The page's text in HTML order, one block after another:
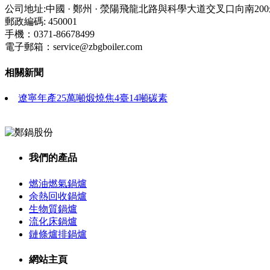
公司地址:中國 · 鄭州 · 滎陽飛龍北路與科學大道交叉口向南
郵政編碼: 450001
手機：0371-86678499
電子郵箱：service@zbgboiler.com
相關新聞
遼寧年產25萬噸煅燒焦4臺14噸碳素
我們的產品
燃油燃氣鍋爐
余熱回收鍋爐
生物質鍋爐
流化床鍋爐
鏈條爐排鍋爐
網站主頁